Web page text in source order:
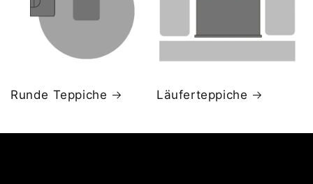
Runde Teppiche Läuferteppiche